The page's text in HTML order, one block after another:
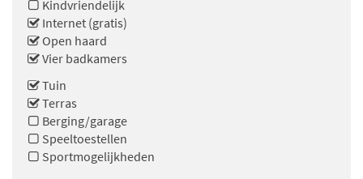
Kindvriendelijk
Internet (gratis)
Open haard
Vier badkamers
Tuin
Terras
Berging/garage
Speeltoestellen
Sportmogelijkheden